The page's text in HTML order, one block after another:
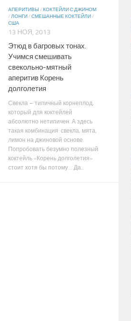
АПЕРИТИВЫ /КОКТЕЙЛИ С ДЖИНОМ
/ЛОНГИ/СМЕШАННЫЕ КОКТЕЙЛИ/
США
13 НОЯ, 2013
Этюд в багровых тонах.
Учимся смешивать
свекольно-мятный
аперитив Корень
долголетия
Свекла – типичный корнеплод,
который для коктейлей
абсолютно нетипичен. А здесь
такая комбинация: свекла, мята,
лимон на джиновой основе.
Попробовать безумно полезный
коктейль «Корень долголетия»
стоит хотя бы потому… Да...